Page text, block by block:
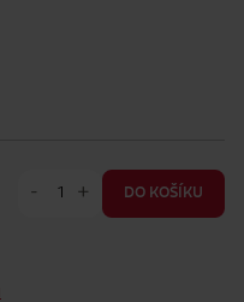
- + DO KOŠÍKU